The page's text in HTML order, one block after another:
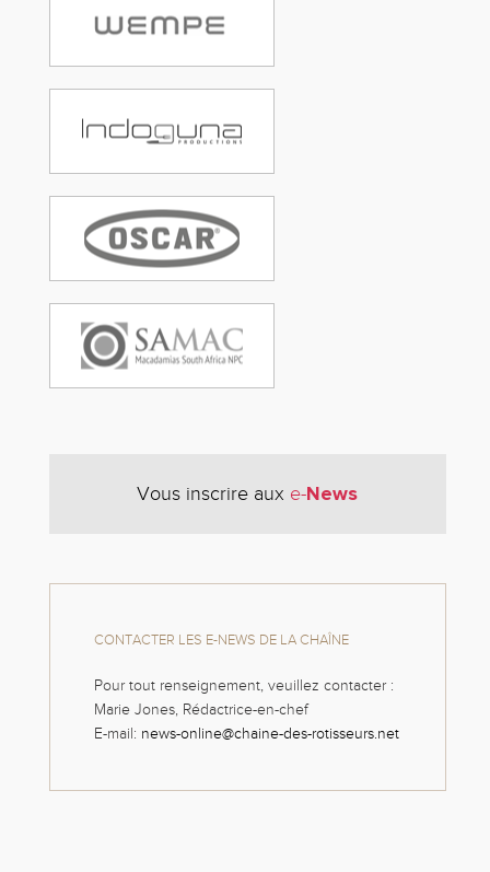
Vous inscrire aux e-News
CONTACTER LES E-NEWS DE LA CHAÎNE
Pour tout renseignement, veuillez contacter :
Marie Jones, Rédactrice-en-chef
E-mail: news-online@chaine-des-rotisseurs.net